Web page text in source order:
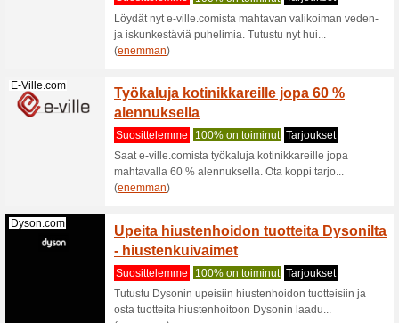
tuotteita
(
Jbl.com
JBL-